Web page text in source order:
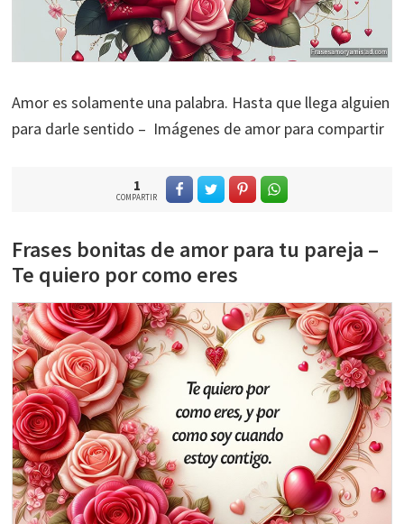
Amor es solamente una palabra. Hasta que llega alguien
para darle sentido – Imágenes de amor para compartir
1
COMPARTIR
Frases bonitas de amor para tu pareja –
Te quiero por como eres